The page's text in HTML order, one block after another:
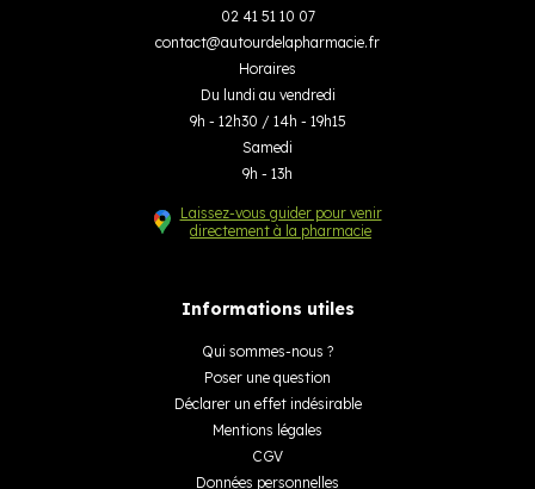
02 41 51 10 07
contact@autourdelapharmacie.fr
Horaires
Du lundi au vendredi
9h - 12h30 / 14h - 19h15
Samedi
9h - 13h
Laissez-vous guider pour venir
directement à la pharmacie
Informations utiles
Qui sommes-nous ?
Poser une question
Déclarer un effet indésirable
Mentions légales
CGV
Données personnelles